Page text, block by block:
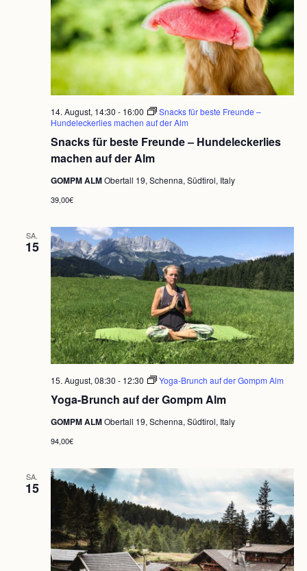
Snacks für beste Freunde – Hundeleckerlies
machen auf der Alm
14. August, 14:30 - 16:00
Snacks für beste Freunde –
Hundeleckerlies machen auf der Alm
GOMPM ALMObertall 19, Schenna, Südtirol, Italy
39,00€
SA.
15
Yoga-Brunch auf der Gompm Alm
15. August, 08:30 - 12:30 Yoga-Brunch auf der Gompm Alm
GOMPM ALMObertall 19, Schenna, Südtirol, Italy
94,00€
SA.
15